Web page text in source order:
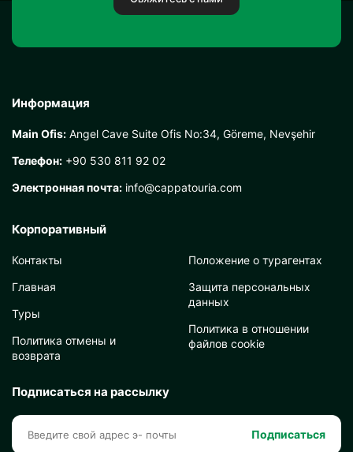
Информация
Main Ofis: Angel Cave Suite Ofis No:34, Göreme, Nevşehir
Телефон: +90 530 811 92 02
Электронная почта: info@cappatouria.com
Корпоративный
Контакты
Главная
Туры
Политика отмены и
возврата
Положение о турагентах
Защита персональных
данных
Политика в отношении
файлов cookie
Подписаться на рассылку
Подписаться